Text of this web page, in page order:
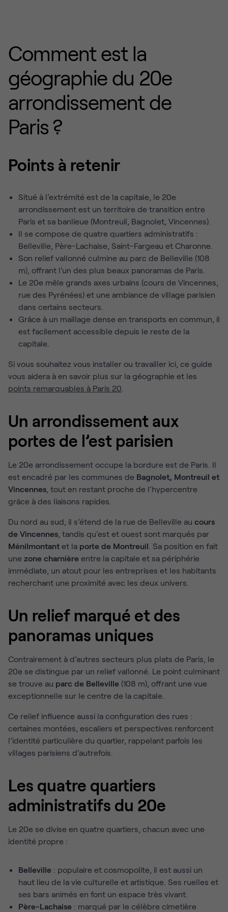
Comment est la
géographie du 20e
arrondissement de
Paris ?
Points à retenir
Situé à l’extrémité est de la capitale, le 20e
arrondissement est un territoire de transition entre
Paris et sa banlieue (Montreuil, Bagnolet, Vincennes).
Il se compose de quatre quartiers administratifs :
Belleville, Père-Lachaise, Saint-Fargeau et Charonne.
Son relief vallonné culmine au parc de Belleville (108
m), offrant l’un des plus beaux panoramas de Paris.
Le 20e mêle grands axes urbains (cours de Vincennes,
rue des Pyrénées) et une ambiance de village parisien
dans certains secteurs.
Grâce à un maillage dense en transports en commun, il
est facilement accessible depuis le reste de la
capitale.
Si vous souhaitez vous installer ou travailler ici, ce guide
vous aidera à en savoir plus sur la géographie et les
points remarquables à Paris 20
Un arrondissement aux
portes de l’est parisien
Le 20e arrondissement occupe la bordure est de Paris. Il
est encadré par les communes de Bagnolet, Montreuil et
Vincennes, tout en restant proche de l’hypercentre
grâce à des liaisons rapides.
Du nord au sud, il s’étend de la rue de Belleville au cours
de Vincennes, tandis qu’est et ouest sont marqués par
Ménilmontant et la porte de Montreuil . Sa position en fait
une zone charnière entre la capitale et sa périphérie
immédiate, un atout pour les entreprises et les habitants
recherchant une proximité avec les deux univers.
Un relief marqué et des
panoramas uniques
Contrairement à d’autres secteurs plus plats de Paris, le
20e se distingue par un relief vallonné. Le point culminant
se trouve au parc de Belleville (108 m), offrant une vue
exceptionnelle sur le centre de la capitale.
Ce relief influence aussi la configuration des rues :
certaines montées, escaliers et perspectives renforcent
l’identité particulière du quartier, rappelant parfois les
villages parisiens d’autrefois.
Les quatre quartiers
administratifs du 20e
Le 20e se divise en quatre quartiers, chacun avec une
identité propre :
Belleville : populaire et cosmopolite, il est aussi un
haut lieu de la vie culturelle et artistique. Ses ruelles et
ses bars animés en font un espace très vivant.
Père-Lachaise : marqué par le célèbre cimetière